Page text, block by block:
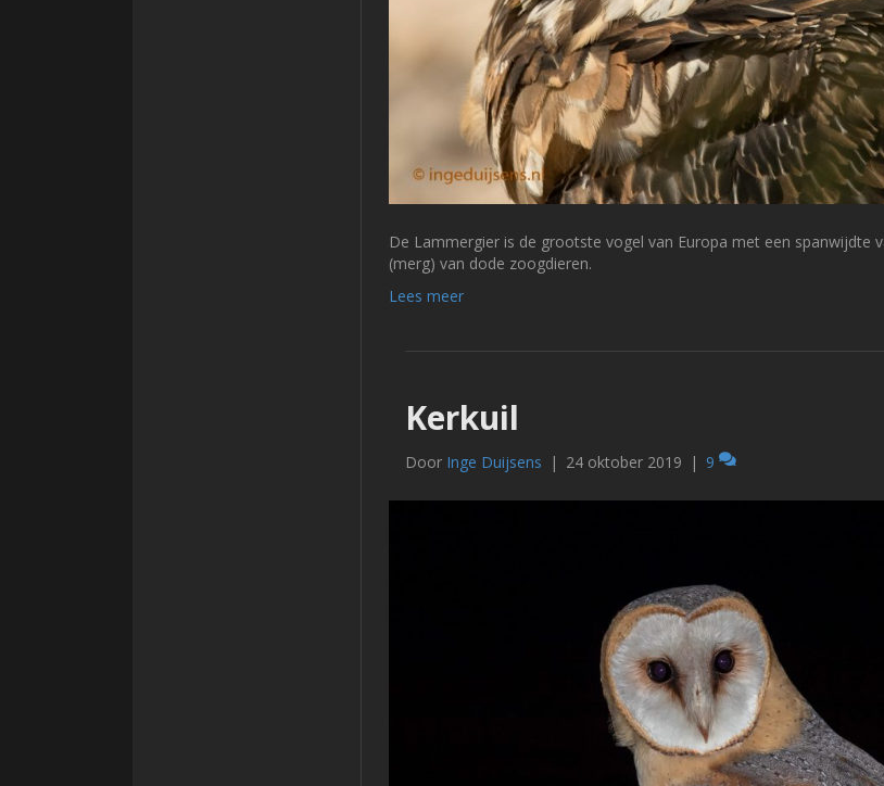
De Lammergier is de grootste vogel van Europa met een
(merg) van dode zoogdieren.
Lees meer
Kerkuil
Door Inge Duijsens | 24 oktober 2019 | 9